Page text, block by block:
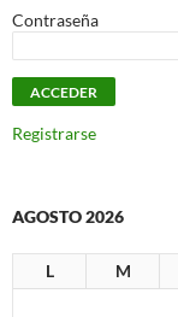
Contraseña
Registrarse
AGOSTO 2026
L M